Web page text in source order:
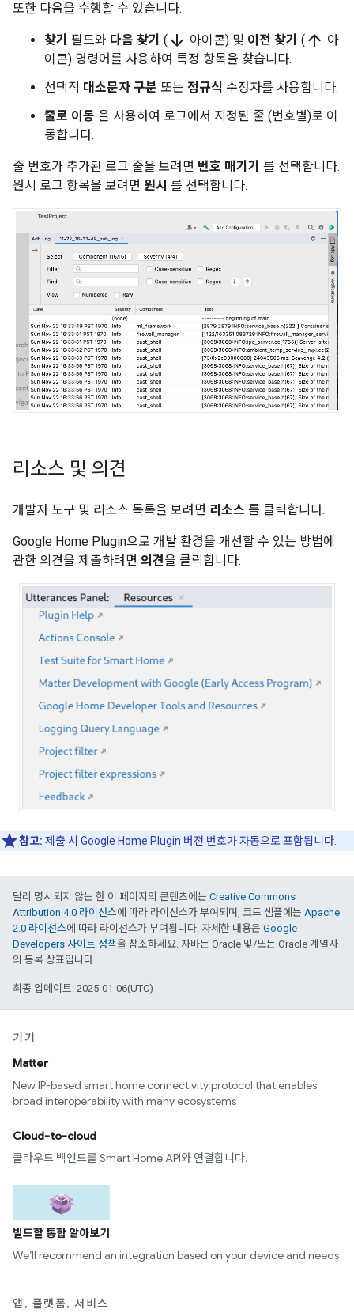
또한 다음을 수행할 수 있습니다.
찾기 필드와 다음 찾기 ( arrow_downward 아이콘) 및 이전 찾기 ( arrow_upward 아
이콘) 명령어를 사용하여 특정 항목을 찾습니다.
선택적 대소문자 구분 또는 정규식 수정자를 사용합니다.
줄로 이동 을 사용하여 로그에서 지정된 줄 (번호별)로 이
동합니다.
줄 번호가 추가된 로그 줄을 보려면 번호 매기기 를 선택합니다.
원시 로그 항목을 보려면 원시 를 선택합니다.
리소스 및 의견
개발자 도구 및 리소스 목록을 보려면 리소스 를 클릭합니다.
Google Home Plugin으로 개발 환경을 개선할 수 있는 방법에
관한 의견을 제출하려면 의견을 클릭합니다.
참고: 제출 시 Google Home Plugin 버전 번호가 자동으로 포함됩니다.
달리 명시되지 않는 한 이 페이지의 콘텐츠에는 Creative Commons
Attribution 4.0 라이선스에 따라 라이선스가 부여되며, 코드 샘플에는 Apache
2.0 라이선스에 따라 라이선스가 부여됩니다. 자세한 내용은 Google
Developers 사이트 정책을 참조하세요. 자바는 Oracle 및/또는 Oracle 계열사
의 등록 상표입니다.
최종 업데이트: 2025-01-06(UTC)
기기
Matter
New IP-based smart home connectivity protocol that enables
broad interoperability with many ecosystems
Cloud-to-cloud
클라우드 백엔드를 Smart Home API와 연결합니다.
빌드할 통합 알아보기
We’ll recommend an integration based on your device and needs
앱, 플랫폼, 서비스